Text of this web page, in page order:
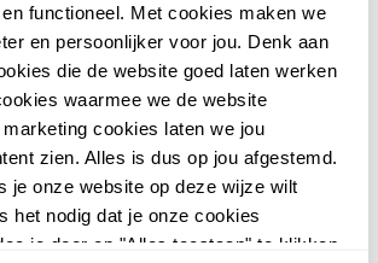
functioneel. Met cookies maken we
en persoonlijker voor jou. Denk aan
die de website goed laten werken
waarmee we de website
cookies laten we jou
zien. Alles is dus op jou afgestemd.
je onze website op deze wijze wilt
het nodig dat je onze cookies
je door op "Alles toestaan" te klikken.